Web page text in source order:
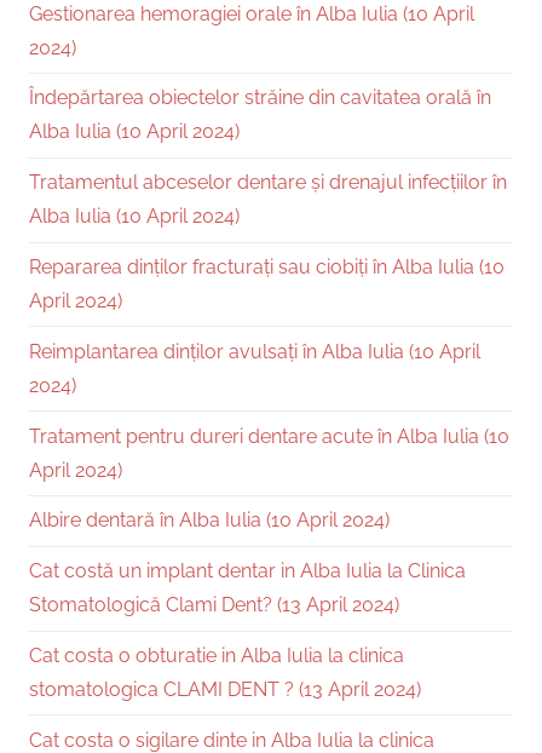
Gestionarea hemoragiei orale în Alba Iulia (10 April
2024)
Îndepărtarea obiectelor străine din cavitatea orală în
Alba Iulia (10 April 2024)
Tratamentul abceselor dentare și drenajul infecțiilor în
Alba Iulia (10 April 2024)
Repararea dinților fracturați sau ciobiți în Alba Iulia (10
April 2024)
Reimplantarea dinților avulsați în Alba Iulia (10 April
2024)
Tratament pentru dureri dentare acute în Alba Iulia (10
April 2024)
Albire dentară în Alba Iulia (10 April 2024)
Cat costă un implant dentar in Alba Iulia la Clinica
Stomatologică Clami Dent? (13 April 2024)
Cat costa o obturatie in Alba Iulia la clinica
stomatologica CLAMI DENT ? (13 April 2024)
Cat costa o sigilare dinte in Alba Iulia la clinica